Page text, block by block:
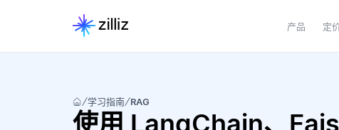
产品 定
学习指南 RAG
使用 LangChain、